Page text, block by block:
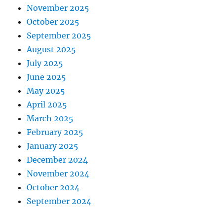
November 2025
October 2025
September 2025
August 2025
July 2025
June 2025
May 2025
April 2025
March 2025
February 2025
January 2025
December 2024
November 2024
October 2024
September 2024